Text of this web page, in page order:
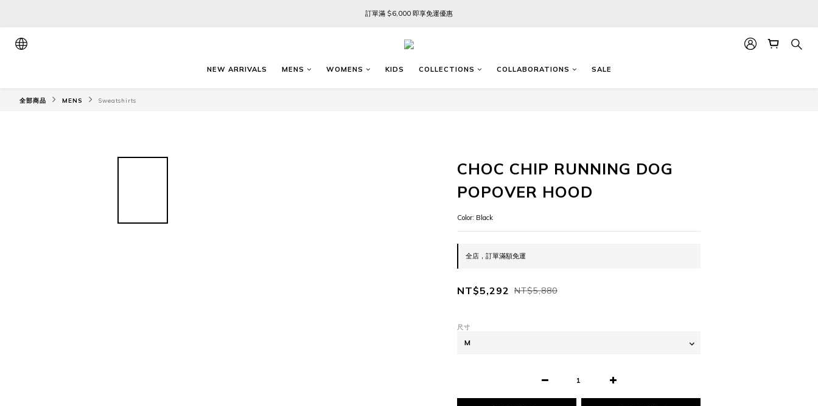
訂單滿 $6,000 即享免運優惠
訂單滿 $6,000 即享免運優惠
FREE SHIPPING ON ORDERS OVER $6,000
訂單滿 $6,000 即享免運優惠
NEW ARRIVALS MENS WOMENS KIDS COLLECTIONS COLLABORATIONS SALE
全部商品 MENS Sweatshirts
CHOC CHIP RUNNING DOG
POPOVER HOOD
Color: Black
全店，訂單滿額免運
NT$5,292 NT$5,880
尺寸